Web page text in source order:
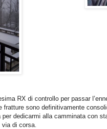
RX di controllo per passar
fratture sono definitivamente
dedicarmi alla camminata con
di corsa.